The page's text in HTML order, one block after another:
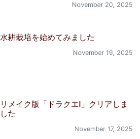
November 20, 2025
水耕栽培を始めてみました
November 19, 2025
リメイク版「ドラクエI」クリアしま
した
November 17, 2025